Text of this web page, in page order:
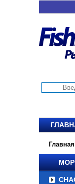
Главная